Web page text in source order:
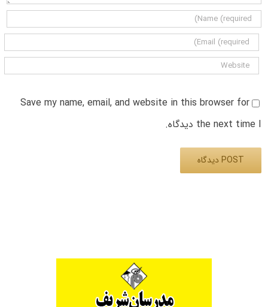
Save my name, email, and website in this browser for
the next time I دیدگاه.